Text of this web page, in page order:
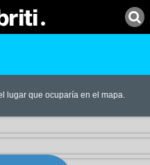
lugar que ocuparía en el mapa.